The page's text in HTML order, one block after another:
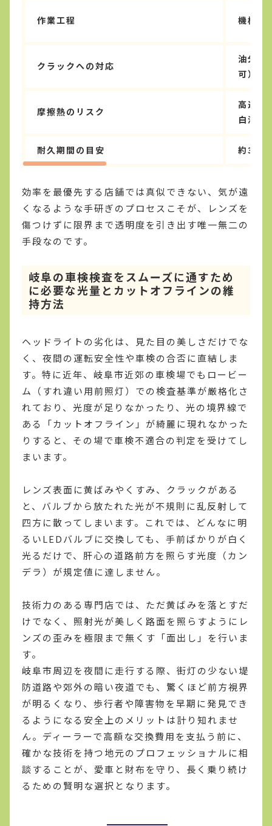
作業工程 機械に
クラックへの対応
油分に
可）
摩擦熱のリスク
高速回
白濁リ
耐久期間の目安 約3ヶ
効率を最優先する店舗では真似できない、気が遠
くなるような手研ぎのプロセスこそが、レンズを
傷つけずに限界まで透明度を引き出す唯一無二の
手段なのです。
岐阜の車検検査をスムーズに通すため
に必要な光量とカットオフラインの維
持方法
ヘッドライトの劣化は、見た目の美しさだけでな
く、夜間の運転安全性や車検の合否に直結しま
す。特に近年、岐阜市近郊の車検場でもロービー
ム（すれ違い用前照灯）での検査基準が厳格化さ
れており、光度が足りなかったり、光の境界線で
ある「カットオフライン」が綺麗に現れなかった
りすると、その場で車検不適合の判定を受けてし
まいます。
レンズ表面に黄ばみやくすみ、クラックがある
と、バルブから放たれた光が不規則に乱反射して
四方に散ってしまいます。これでは、どんなに明
るいLEDバルブに交換しても、手前ばかりが白く
光るだけで、肝心の道路前方を照らす光度（カン
デラ）が規定値に達しません。
技術力のある専門店では、ただ黄ばみを落とすだ
けでなく、照射光が美しく路面を照らすようにレ
ンズの歪みを極限まで無くす「面出し」を行いま
す。
岐阜市周辺を夜間に走行する際、街灯の少ない堤
防道路や郊外の暗い夜道でも、驚くほど前方視界
が明るくなり、歩行者や障害物を早期に発見でき
るようになる安全上のメリットは計り知れませ
ん。ディーラーで高額な交換費用を支払う前に、
確かな技術を持つ地元のプロフェッショナルに相
談することが、愛車と財布を守り、長く乗り続け
るための賢明な選択となります。